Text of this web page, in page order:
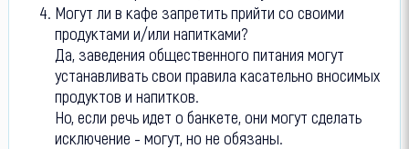
Могут ли в кафе запретить прийти со своими
продуктами и/или напитками?
Да, заведения общественного питания могут
устанавливать свои правила касательно вносимых
продуктов и напитков.
Но, если речь идет о банкете, они могут сделать
исключение - могут, но не обязаны.